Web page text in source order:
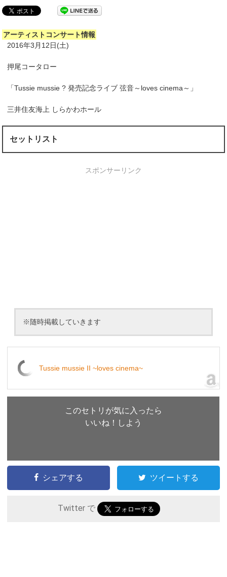
アーティストコンサート情報
2016年3月12日(土)
押尾コータロー
「Tussie mussie ? 発売記念ライブ 弦音～loves cinema～」
三井住友海上 しらかわホール
セットリスト
スポンサーリンク
※随時掲載していきます
Tussie mussie II ~loves cinema~
このセトリが気に入ったら
いいね！しよう
シェアする ツイートする
Twitter で